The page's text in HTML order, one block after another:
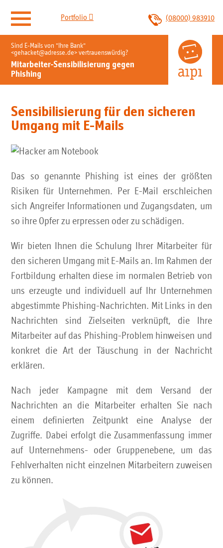
(08000) 983910
Portfolio 
Sind E-Mails von "Ihre Bank"
<gehacket@adresse.de> vertrauenswürdig?
Mitarbeiter-Sensibilisierung gegen
Phishing
aipi.email
E-Mail Postfächer
E-Mail Archivierung
E-Mail Relay
Backup Mailserver
Sicherheits-Sensibilisierung
Sicherheits-Berichte
INFO E-Mail-Standards
INFO FAQ für Postmaster
Beratung buchen
Sensibilisierung für den sicheren
Umgang mit E-Mails
Das so genannte Phishing ist eines der größten
Risiken für Unternehmen. Per E-Mail erschleichen
sich Angreifer Informationen und Zugangsdaten, um
so ihre Opfer zu erpressen oder zu schädigen.
Wir bieten Ihnen die Schulung Ihrer Mitarbeiter für
den sicheren Umgang mit E-Mails an. Im Rahmen der
Fortbildung erhalten diese im normalen Betrieb von
uns erzeugte und individuell auf Ihr Unternehmen
abgestimmte Phishing-Nachrichten. Mit Links in den
Nachrichten sind Zielseiten verknüpft, die Ihre
Mitarbeiter auf das Phishing-Problem hinweisen und
konkret die Art der Täuschung in der Nachricht
erklären.
Nach jeder Kampagne mit dem Versand der
Nachrichten an die Mitarbeiter erhalten Sie nach
einem definierten Zeitpunkt eine Analyse der
Zugriffe. Dabei erfolgt die Zusammenfassung immer
auf Unternehmens- oder Gruppenebene, um das
Fehlverhalten nicht einzelnen Mitarbeitern zuweisen
zu können.